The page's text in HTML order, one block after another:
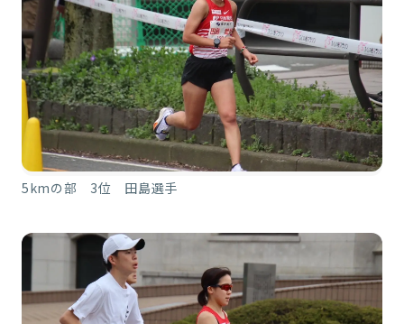
5kmの部 3位 田島選手